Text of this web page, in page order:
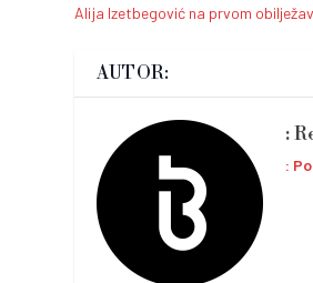
Alija Izetbegović na prvom
AUTOR: